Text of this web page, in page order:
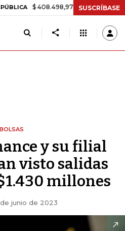
$ 408.498,97 +$ 8.753,81 +2,19%
SUSCRÍBASE
BOLSAS
y su filial
visto salidas
millones
junio de 2023